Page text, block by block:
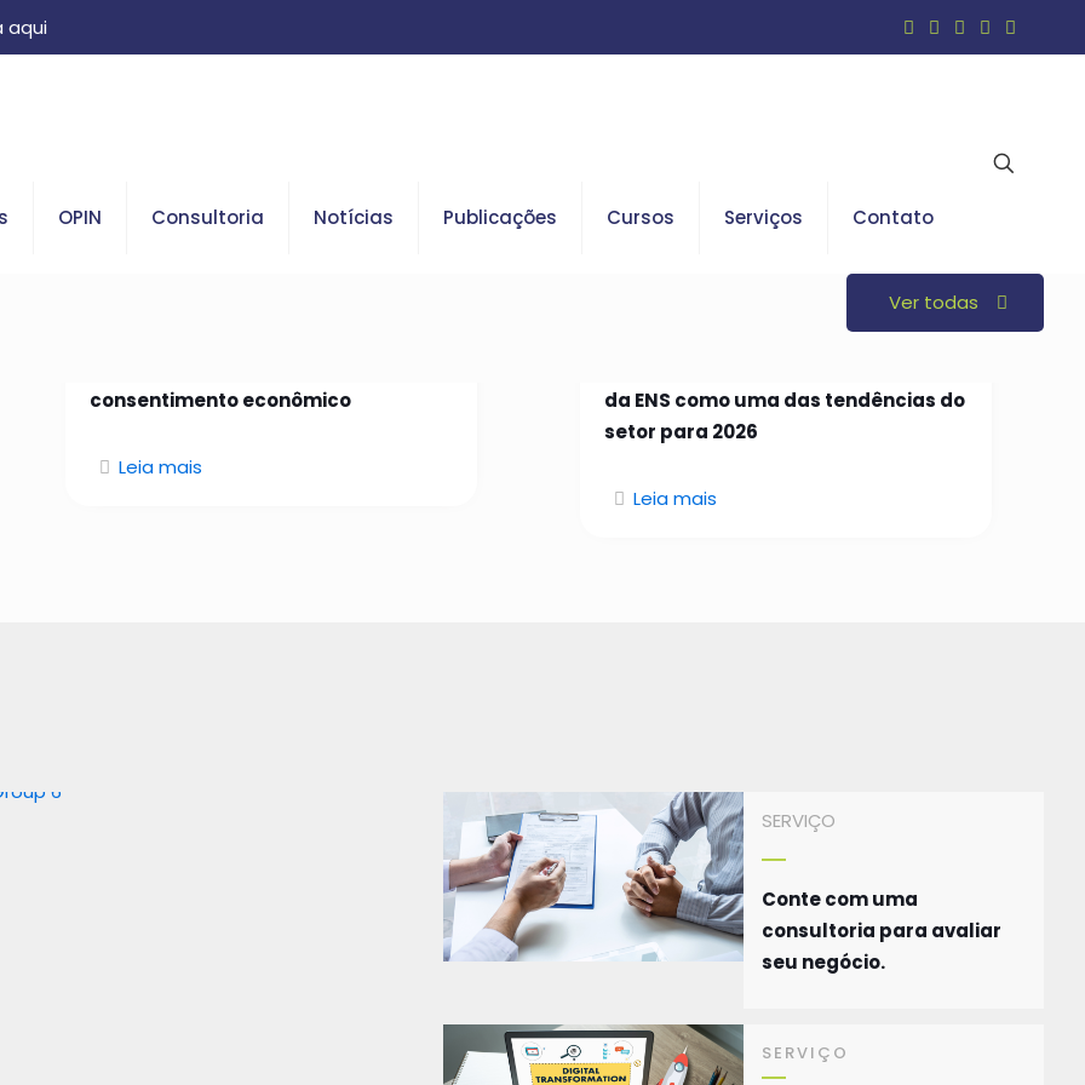
aqui
OPIN Consultoria Notícias Publicações Cursos Serviços Contato
Ver todas
consentimento econômico
Leia mais
da ENS como uma das tendências do
setor para 2026
Leia mais
SERVIÇO
Conte com uma
consultoria para avaliar
seu negócio.
SERVIÇO